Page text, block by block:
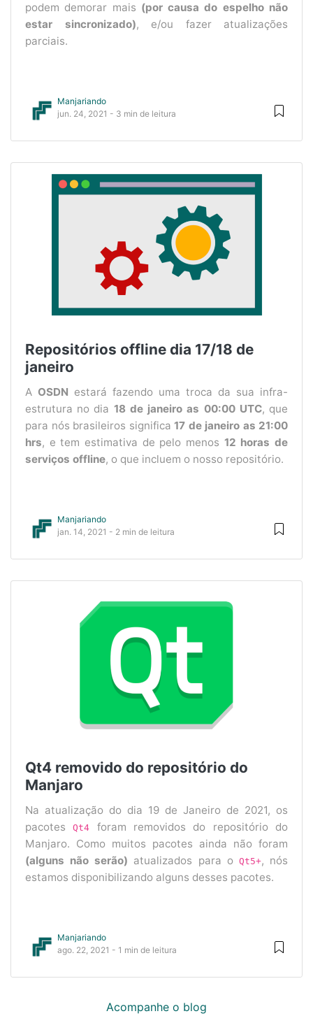
podem demorar mais (por causa do espelho não
estar sincronizado), e/ou fazer atualizações
parciais.
Manjariando
jun. 24, 2021 - 3 min de leitura
Repositórios offline dia 17/18 de
janeiro
A OSDN estará fazendo uma troca da sua infra-
estrutura no dia 18 de janeiro as 00:00 UTC, que
para nós brasileiros significa 17 de janeiro as 21:00
hrs, e tem estimativa de pelo menos 12 horas de
serviços offline, o que incluem o nosso repositório.
Manjariando
jan. 14, 2021 - 2 min de leitura
Qt4 removido do repositório do
Manjaro
Na atualização do dia 19 de Janeiro de 2021, os
pacotesQt4
foram removidos do repositório do
Manjaro. Como muitos pacotes ainda não foram
(alguns não serão) atualizados para o Qt5+, nós
estamos disponibilizando alguns desses pacotes.
Manjariando
ago. 22, 2021 - 1 min de leitura
Acompanhe o blog